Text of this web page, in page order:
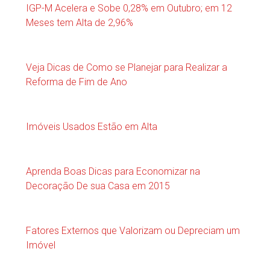
IGP-M Acelera e Sobe 0,28% em Outubro; em 12
Meses tem Alta de 2,96%
Veja Dicas de Como se Planejar para Realizar a
Reforma de Fim de Ano
Imóveis Usados Estão em Alta
Aprenda Boas Dicas para Economizar na
Decoração De sua Casa em 2015
Fatores Externos que Valorizam ou Depreciam um
Imóvel